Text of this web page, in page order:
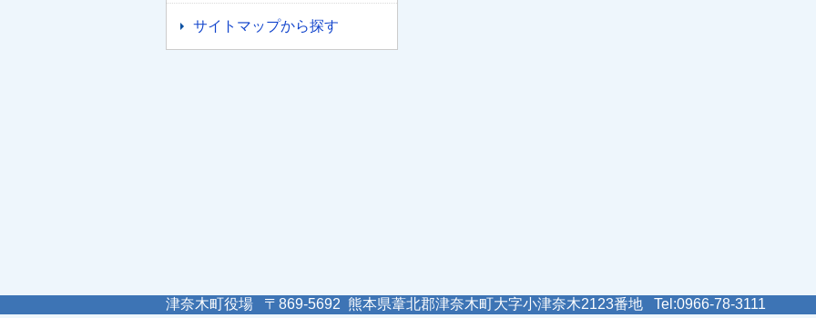
サイトマップから探す
津奈木町役場 〒869-5692 熊本県葦北郡津奈木町大字小津奈木2123番地 Tel:0966-78-3111